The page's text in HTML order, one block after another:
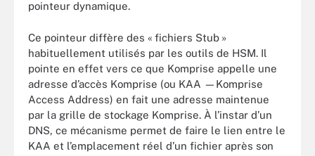
pointeur dynamique.
Ce pointeur diffère des « fichiers Stub »
habituellement utilisés par les outils de HSM. Il
pointe en effet vers ce que Komprise appelle une
adresse d’accès Komprise (ou KAA —Komprise
Access Address) en fait une adresse maintenue
par la grille de stockage Komprise. À l’instar d’un
DNS, ce mécanisme permet de faire le lien entre le
KAA et l’emplacement réel d’un fichier après son